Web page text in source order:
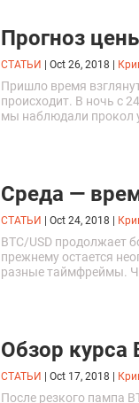
Прогноз
СТАТЬИ Oct 26, 2018
Пришло время
происходит. В ночь с
мы наблюдали прокол
Среда —
СТАТЬИ Oct 24, 2018
BTC/USD продолжает
прежнему остается
разные таймфреймы.
Обзор курса
СТАТЬИ Oct 17, 2018
После резкого пампа